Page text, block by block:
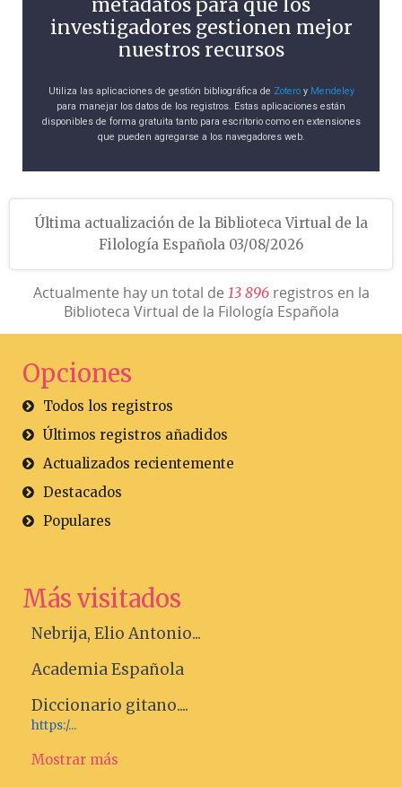
metadatos para que los
investigadores gestionen mejor
nuestros recursos
Utiliza las aplicaciones de gestión bibliográfica de Zoteroy Mendeley
para manejar los datos de los registros. Estas aplicaciones están
disponibles de forma gratuita tanto para escritorio como en extensiones
que pueden agregarse a los navegadores web.
Última actualización de la Biblioteca Virtual de la
Filología Española 03/08/2026
Actualmente hay un total de 13 896registros en la
Biblioteca Virtual de la Filología Española
Opciones
Todos los registros
Últimos registros añadidos
Actualizados recientemente
Destacados
Populares
Más visitados
Nebrija, Elio Antonio...
Academia Española
Diccionario gitano....
https:/...
Mostrar más